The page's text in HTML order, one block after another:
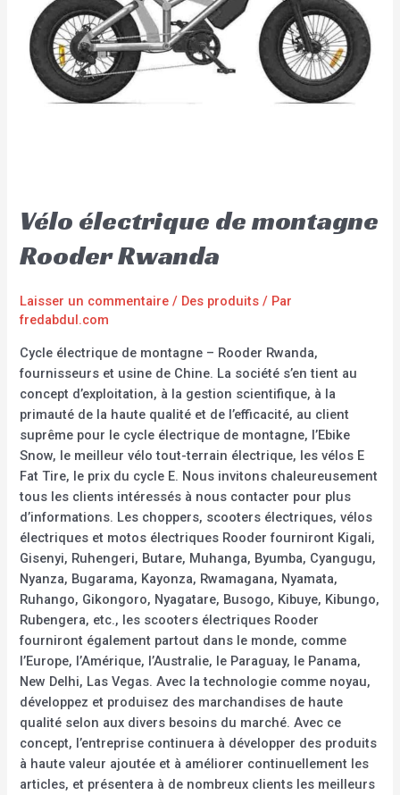
Vélo électrique de montagne
Rooder Rwanda
Laisser un commentaire / Des produits / Par
fredabdul.com
Cycle électrique de montagne – Rooder Rwanda,
fournisseurs et usine de Chine. La société s’en tient au
concept d’exploitation, à la gestion scientifique, à la
primauté de la haute qualité et de l’efficacité, au client
suprême pour le cycle électrique de montagne, l’Ebike
Snow, le meilleur vélo tout-terrain électrique, les vélos E
Fat Tire, le prix du cycle E. Nous invitons chaleureusement
tous les clients intéressés à nous contacter pour plus
d’informations. Les choppers, scooters électriques, vélos
électriques et motos électriques Rooder fourniront Kigali,
Gisenyi, Ruhengeri, Butare, Muhanga, Byumba, Cyangugu,
Nyanza, Bugarama, Kayonza, Rwamagana, Nyamata,
Ruhango, Gikongoro, Nyagatare, Busogo, Kibuye, Kibungo,
Rubengera, etc., les scooters électriques Rooder
fourniront également partout dans le monde, comme
l’Europe, l’Amérique, l’Australie, le Paraguay, le Panama,
New Delhi, Las Vegas. Avec la technologie comme noyau,
développez et produisez des marchandises de haute
qualité selon aux divers besoins du marché. Avec ce
concept, l’entreprise continuera à développer des produits
à haute valeur ajoutée et à améliorer continuellement les
articles, et présentera à de nombreux clients les meilleurs